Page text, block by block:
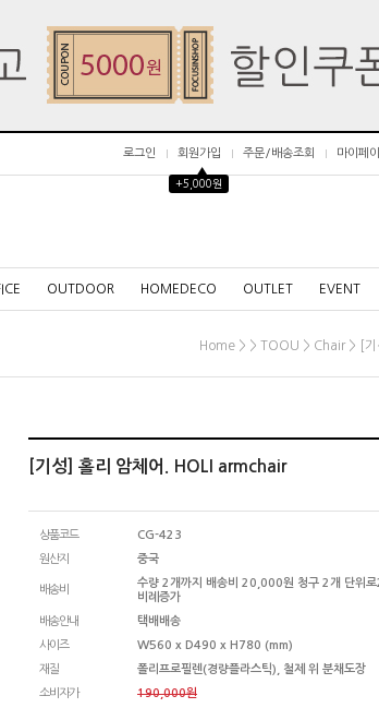
로그인 회원가입
▲
+5,000원
주문/배송조회 마이페
OUTDOOR HOMEDECO OUTLET EVENT
Home > > TOOU > Chair> [기
[기성] 홀리 암체어. HOLI armchair
상품코드
CG-423
원산지
중국
배송비
수량 2개까지 배송비 20,000원 청구 2개 단위
비례증가
배송안내
택배배송
사이즈
W560 x D490 x H780 (mm)
재질
폴리프로필렌(경량플라스틱), 철제 위 분채도장
소비자가
190,000원